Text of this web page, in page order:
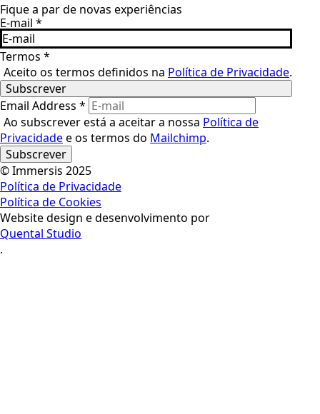
Fique a par de novas experiências
E-mail *
Termos *
Aceito os termos definidos na Política de Privacidade.
Subscrever
Email Address *
Ao subscrever está a aceitar a nossa Política de
Privacidadee os termos do Mailchimp.
© Immersis 2025
Política de Privacidade
Política de Cookies
Website design e desenvolvimento por
Quental Studio
.